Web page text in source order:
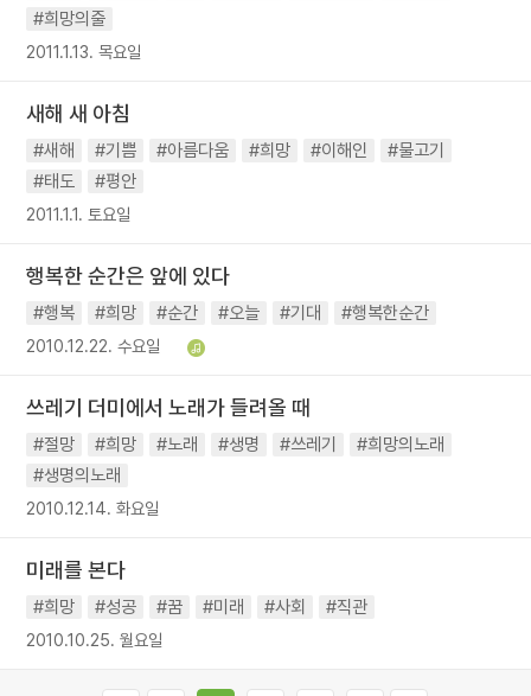
#희망의줄
2011.1.13. 목요일
새해 새 아침
#새해 #기쁨 #아름다움 #희망 #이해인
#물고기
#태도
#평안
2011.1.1. 토요일
행복한 순간은 앞에 있다
#행복 #희망 #순간 #오늘 #기대 #행복한순간
2010.12.22. 수요일
쓰레기 더미에서 노래가 들려올 때
#절망 #희망 #노래 #생명 #쓰레기
#희망의노래
#생명의노래
2010.12.14. 화요일
미래를 본다
#희망 #성공 #꿈 #미래 #사회 #직관
2010.10.25. 월요일